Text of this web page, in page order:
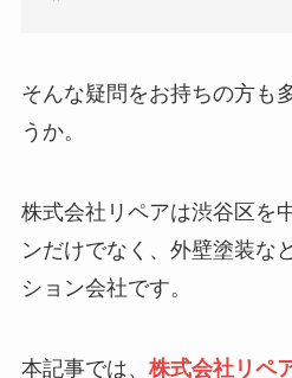
そんな疑問をお持ちの方も
うか。
株式会社リペアは渋谷区を
ンだけでなく、外壁塗装な
ション会社です。
本記事では、 株式会社リペ